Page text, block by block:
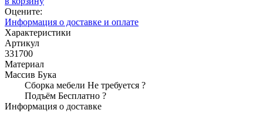
Оцените:
Информация о доставке и оплате
Характеристики
Артикул
331700
Материал
Массив Бука
Сборка мебели Не требуется ?
Подъём Бесплатно ?
Информация о доставке